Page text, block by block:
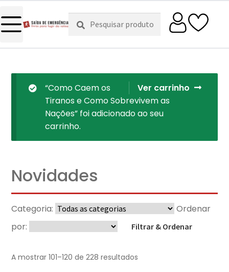
Pesquisar
por:
Pesquisa
Ver carrinho
“Como Caem os
Tiranos e Como Sobrevivem as
Nações” foi adicionado ao seu
carrinho.
Novidades
Categoria:
Ordenar
por:
Filtrar & Ordenar
A mostrar 101–120 de 228 resultados